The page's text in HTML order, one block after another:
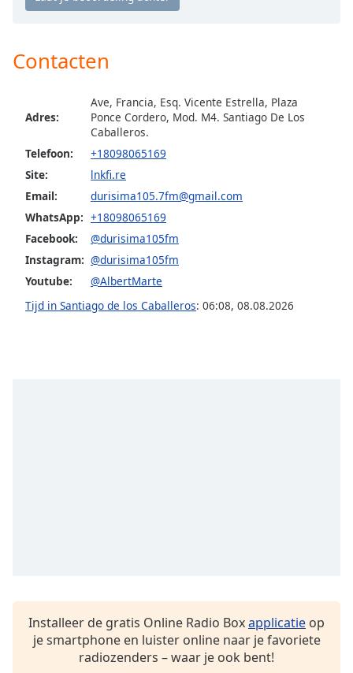
off,
selected
Track
in-
Picture
modal
Beginning
Background
Contacten
Adres:
Ave, Francia, Esq. Vicente Estrella, Plaza
Ponce Cordero, Mod. M4. Santiago De Los
Caballeros.
Telefoon:
+18098065169
Site:
lnkfi.re
Email:
durisima105.7fm@gmail.com
WhatsApp: +18098065169
Facebook:
@durisima105fm
Instagram: @durisima105fm
Youtube:
@AlbertMarte
Tijd in Santiago de los Caballeros: 06:08, 08.08.2026
Installeer de gratis Online Radio Boxapplicatie op
je smartphone en luister online naar je favoriete
radiozenders – waar je ook bent!